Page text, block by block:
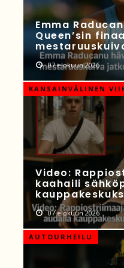
Emma
Queen’sin
07 elokuun 2026
KANSAINVÄLINEN
Video:
kaahaili
07 elokuun 2026
AUTOURHEILU